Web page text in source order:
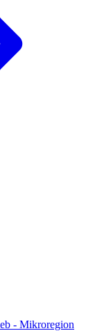
- Mikroregion